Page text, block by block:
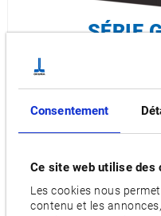
Consentement
Ce site web utilise des
Les cookies nous
contenu et les
SÉRIE